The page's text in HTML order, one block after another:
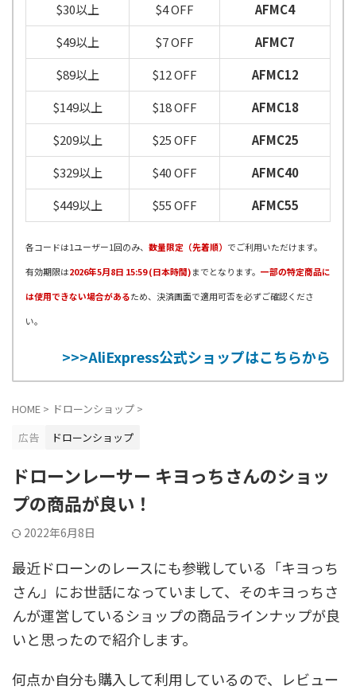
$30以上
$4 OFF
AFMC4
$49以上
$7 OFF
AFMC7
$89以上
$12 OFF
AFMC12
$149以上
$18 OFF
AFMC18
$209以上
$25 OFF
AFMC25
$329以上
$40 OFF
AFMC40
$449以上
$55 OFF AFMC55
各コードは1ユーザー1回のみ、 数量限定（先着順） でご利用いただけます。
有効期限は2026年5月8日 15:59 (日本時間)までとなります。 一部の特定商品に
は使用できない場合があるため、決済画面で適用可否を必ずご確認くださ
い。
>>>AliExpress公式ショップはこちらから
HOME > ドローンショップ >
広告
ドローンショップ
ドローンレーサー キヨっちさんのショッ
プの商品が良い！
2022年6月8日
最近ドローンのレースにも参戦している「キヨっち
さん」にお世話になっていまして、そのキヨっちさ
んが運営しているショップの商品ラインナップが良
いと思ったので紹介します。
何点か自分も購入して利用しているので、レビュー